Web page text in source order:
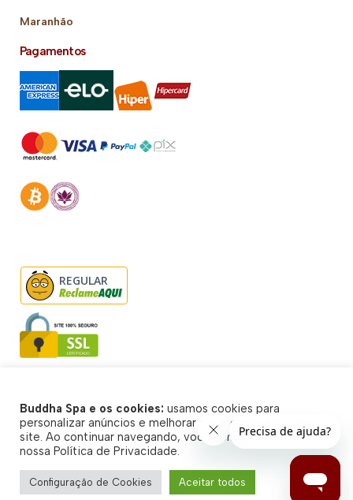
Maranhão
Pagamentos
REGULAR
© Buddha Spa 2026 - Todos direitos reservados
Buddha Spa e os cookies: usamos cookies para
personalizar anúncios e melhorar a sua experiência no
site. Ao continuar navegando, você concorda com a
nossa Política de Privacidade.
Configuração de Cookies Aceitar todos